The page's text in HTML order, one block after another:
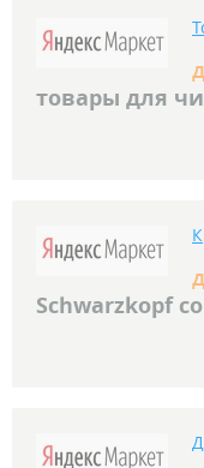
товары для
Schwarzkopf